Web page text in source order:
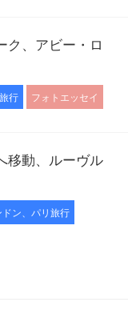
ク、アビー・ロ
行 フォトエッセイ
移動、ルーヴル
ン、パリ旅行